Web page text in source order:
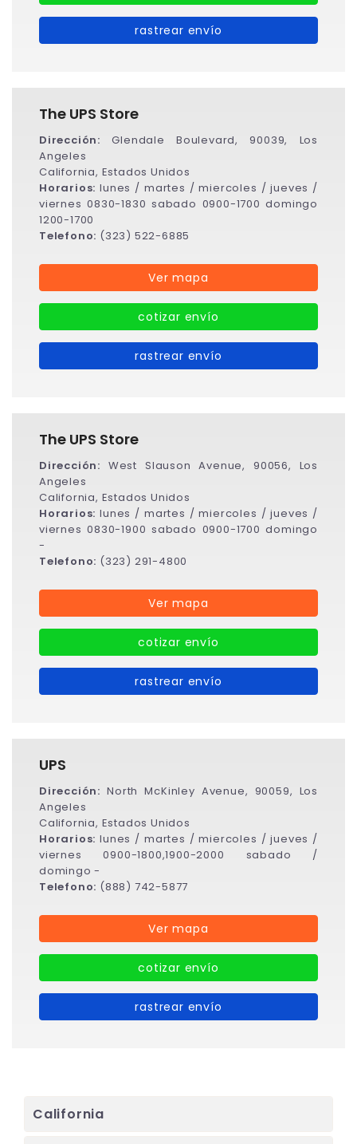
rastrear envío
The UPS Store
Dirección:Glendale Boulevard, 90039, Los
Angeles
California, Estados Unidos
Horarios:lunes / martes / miercoles / jueves /
viernes 0830-1830 sabado 0900-1700 domingo
1200-1700
Telefono: (323) 522-6885
Ver mapa
cotizar envío
rastrear envío
The UPS Store
Dirección: West Slauson Avenue, 90056, Los
Angeles
California, Estados Unidos
Horarios:lunes / martes / miercoles / jueves /
viernes 0830-1900 sabado 0900-1700 domingo
-
Telefono: (323) 291-4800
Ver mapa
cotizar envío
rastrear envío
UPS
Dirección:North McKinley Avenue, 90059, Los
Angeles
California, Estados Unidos
Horarios:lunes / martes / miercoles / jueves /
viernes 0900-1800,1900-2000 sabado /
domingo -
Telefono: (888) 742-5877
Ver mapa
cotizar envío
rastrear envío
California